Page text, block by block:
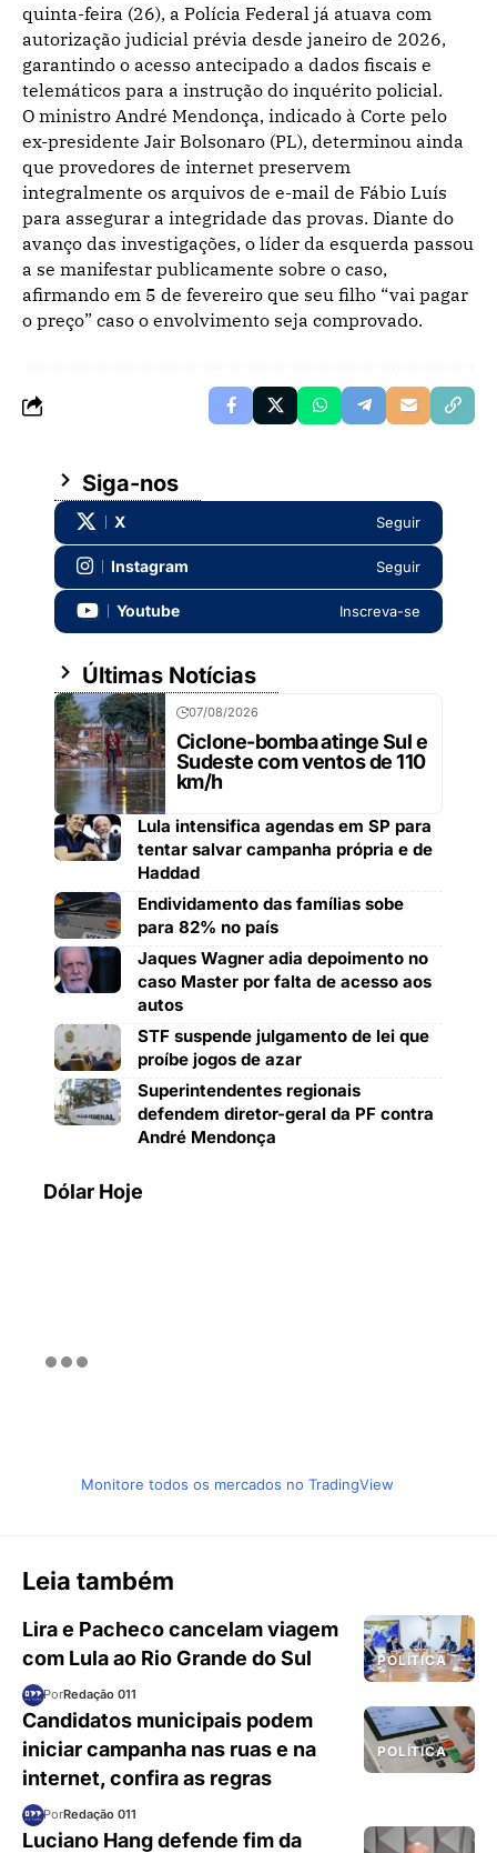
quinta-feira (26), a Polícia Federal já atuava com
autorização judicial prévia desde janeiro de 2026,
garantindo o acesso antecipado a dados fiscais e
telemáticos para a instrução do inquérito policial.
O ministro André Mendonça, indicado à Corte pelo
ex-presidente Jair Bolsonaro (PL), determinou ainda
que provedores de internet preservem
integralmente os arquivos de e-mail de Fábio Luís
para assegurar a integridade das provas. Diante do
avanço das investigações, o líder da esquerda passou
a se manifestar publicamente sobre o caso,
afirmando em 5 de fevereiro que seu filho “vai pagar
o preço” caso o envolvimento seja comprovado.
Siga-nos
X Seguir
Instagram Seguir
Youtube Inscreva-se
Últimas Notícias
07/08/2026
Ciclone-bomba atinge Sul e
Sudeste com ventos de 110
km/h
Lula intensifica agendas em SP para
tentar salvar campanha própria e de
Haddad
Endividamento das famílias sobe
para 82% no país
Jaques Wagner adia depoimento no
caso Master por falta de acesso aos
autos
STF suspende julgamento de lei que
proíbe jogos de azar
Superintendentes regionais
defendem diretor-geral da PF contra
André Mendonça
Dólar Hoje
Monitore todos os mercados no TradingView
Leia também
POLÍTICA
Lira e Pacheco cancelam viagem
com Lula ao Rio Grande do Sul
PorRedação 011
POLÍTICA
Candidatos municipais podem
iniciar campanha nas ruas e na
internet, confira as regras
PorRedação 011
Luciano Hang defende fim da